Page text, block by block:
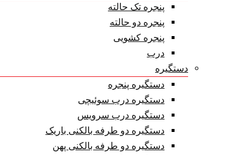
پنجره تک حالته
پنجره دو حالته
پنجره کشویی
درب
دستگیره
دستگیره پنجره
دستگیره درب سوئیچی
دستگیره درب سرویس
دستگیره دو طرفه بالکنی باریک
دستگیره دو طرفه بالکنی پهن